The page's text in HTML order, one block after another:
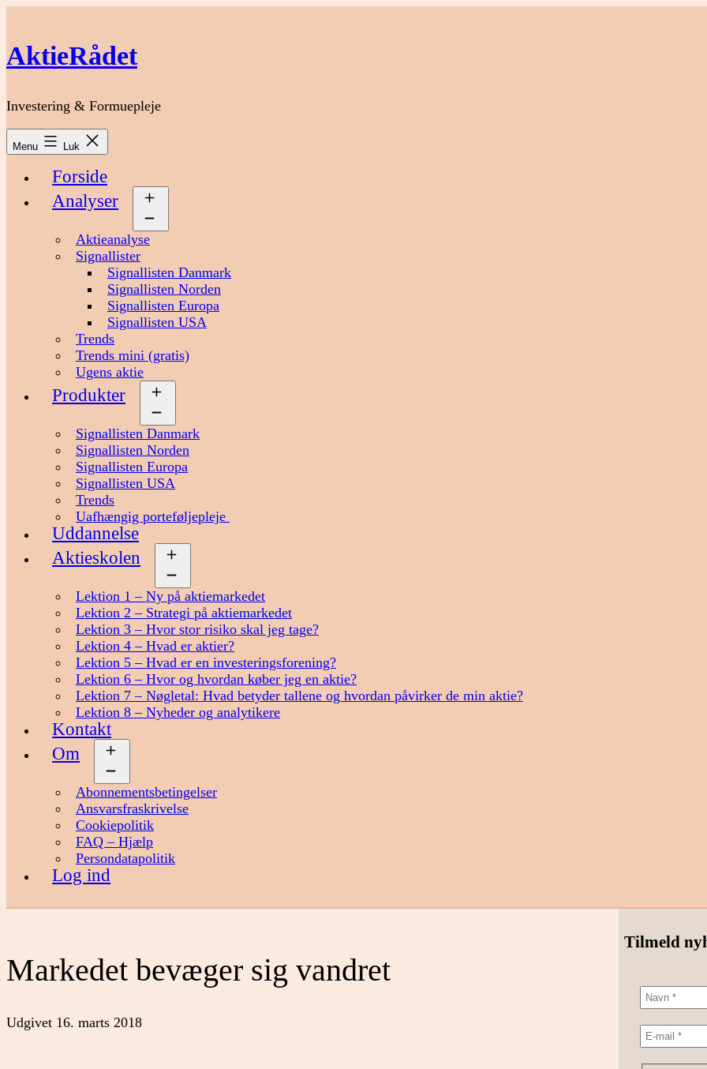
indhold
AktieRådet
Investering & Formuepleje
Menu Luk
Forside
Analyser
Aktieanalyse
Signallister
Signallisten Danmark
Signallisten Norden
Signallisten Europa
Signallisten USA
Trends
Trends mini (gratis)
Ugens aktie
Produkter
Signallisten Danmark
Signallisten Norden
Signallisten Europa
Signallisten USA
Trends
Uafhængig porteføljepleje
Uddannelse
Aktieskolen
Lektion 1 – Ny på aktiemarkedet
Lektion 2 – Strategi på aktiemarkedet
Lektion 3 – Hvor stor risiko skal jeg tage?
Lektion 4 – Hvad er aktier?
Lektion 5 – Hvad er en investeringsforening?
Lektion 6 – Hvor og hvordan køber jeg en aktie?
Lektion 7 – Nøgletal: Hvad betyder tallene og hvordan påvirker de min aktie?
Lektion 8 – Nyheder og analytikere
Kontakt
Om
Abonnementsbetingelser
Ansvarsfraskrivelse
Cookiepolitik
FAQ – Hjælp
Persondatapolitik
Log ind
Markedet bevæger sig vandret
Udgivet 16. marts 2018
Tilmeld